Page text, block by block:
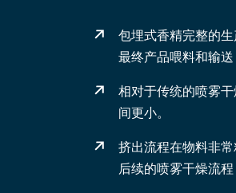
包埋式香精完整的
最终产品喂料和输送
相对于传统的喷雾
间更小。
挤出流程在物料非
后续的喷雾干燥流